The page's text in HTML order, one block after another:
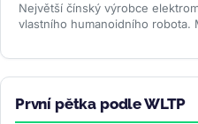
Největší čínský výrobce
vlastního humanoidního robota.
První pětka podle WLTP